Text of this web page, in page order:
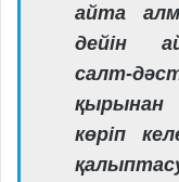
айта
дейін
салт-
қырынан
көріп